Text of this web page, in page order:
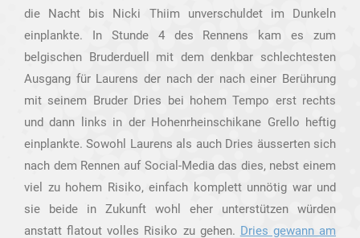
die Nacht bis Nicki Thiim unverschuldet im Dunkeln
einplankte. In Stunde 4 des Rennens kam es zum
belgischen Bruderduell mit dem denkbar schlechtesten
Ausgang für Laurens der nach der nach einer Berührung
mit seinem Bruder Dries bei hohem Tempo erst rechts
und dann links in der Hohenrheinschikane Grello heftig
einplankte. Sowohl Laurens als auch Dries äusserten sich
nach dem Rennen auf Social-Media das dies, nebst einem
viel zu hohem Risiko, einfach komplett unnötig war und
sie beide in Zukunft wohl eher unterstützen würden
anstatt flatout volles Risiko zu gehen. Dries gewann am